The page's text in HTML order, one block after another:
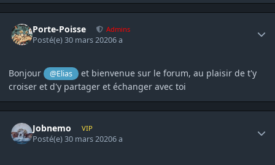
Porte-Poisse Admins
Posté(e)30 mars 20206 a
Bonjour @Elias
et bienvenue sur le forum, au plaisir de t'y
croiser et d'y partager et échanger avec toi
Jobnemo VIP
Posté(e)30 mars 20206 a